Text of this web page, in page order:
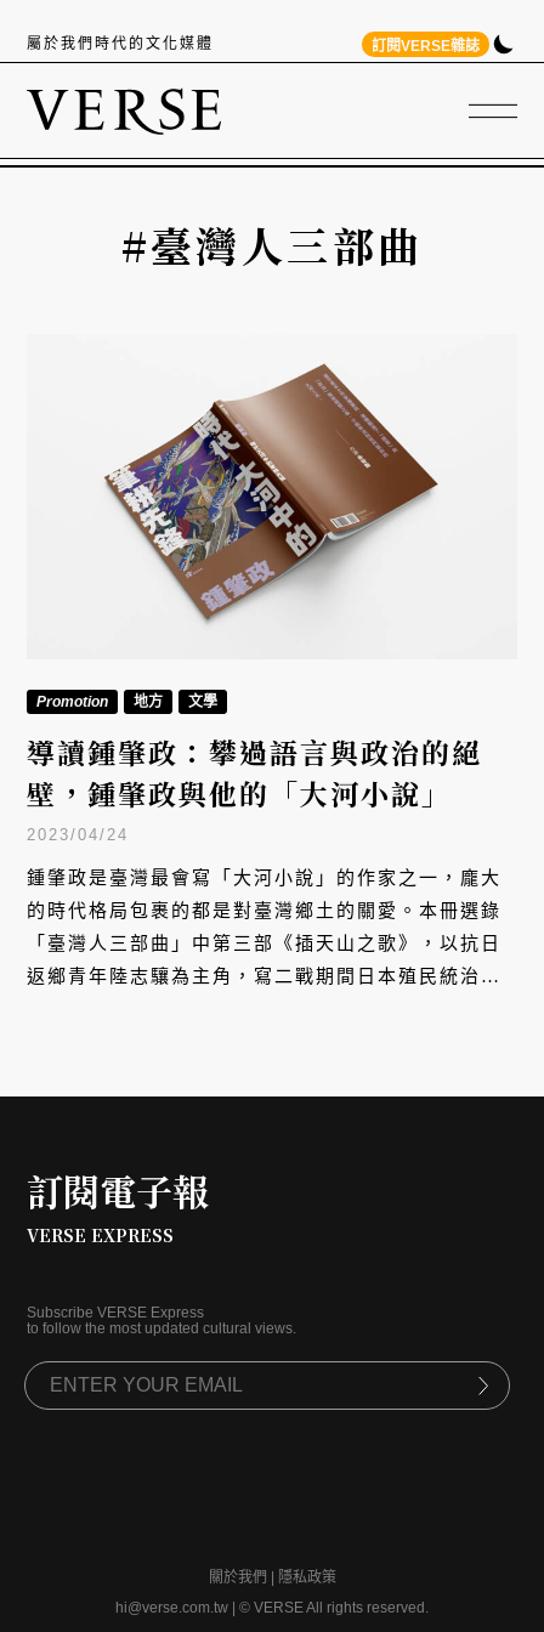
屬於我們時代的文化媒體 訂閱VERSE雜誌
#臺灣人三部曲
Promotion 地方 文學
導讀鍾肇政：攀過語言與政治的絕
壁，鍾肇政與他的「大河小說」
2023/04/24
鍾肇政是臺灣最會寫「大河小說」的作家之一，龐大
的時代格局包裹的都是對臺灣鄉土的關愛。本冊選錄
「臺灣人三部曲」中第三部《插天山之歌》，以抗日
返鄉青年陸志驤為主角，寫二戰期間日本殖民統治下
訂閱電子報
VERSE EXPRESS
Subscribe VERSE Express
to follow the most updated cultural views.
關於我們
隱私政策
hi@verse.com.tw
© VERSE All rights reserved.